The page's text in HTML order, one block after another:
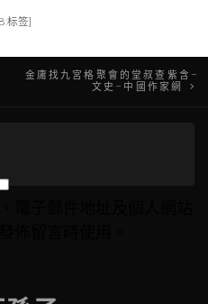
标签]
金庸找九宮格聚會的堂叔查紫含–
文史–中國作家網